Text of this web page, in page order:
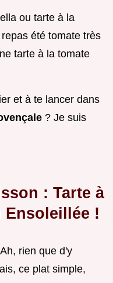
ou tarte à la
été tomate très
tarte à la tomate
et à te lancer dans
? Je suis
: Tarte à
Ensoleillée !
rien que d'y
ce plat simple,